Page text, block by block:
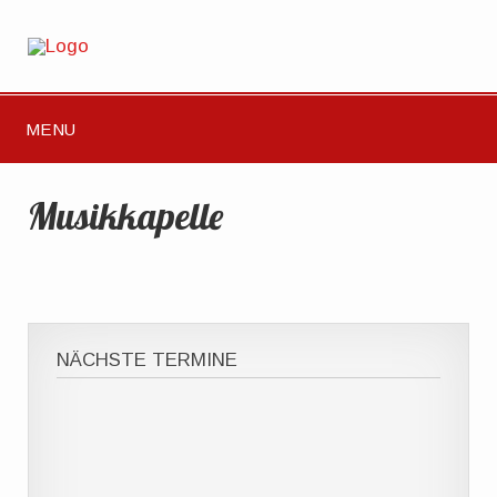
MENU
Musikkapelle
NÄCHSTE TERMINE